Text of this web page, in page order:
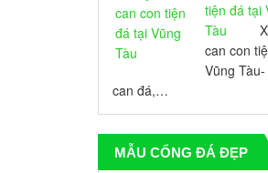
tiện đá tại
Tàu
can con
Vũng
can đá,…
MẪU CỔNG ĐÁ ĐẸP